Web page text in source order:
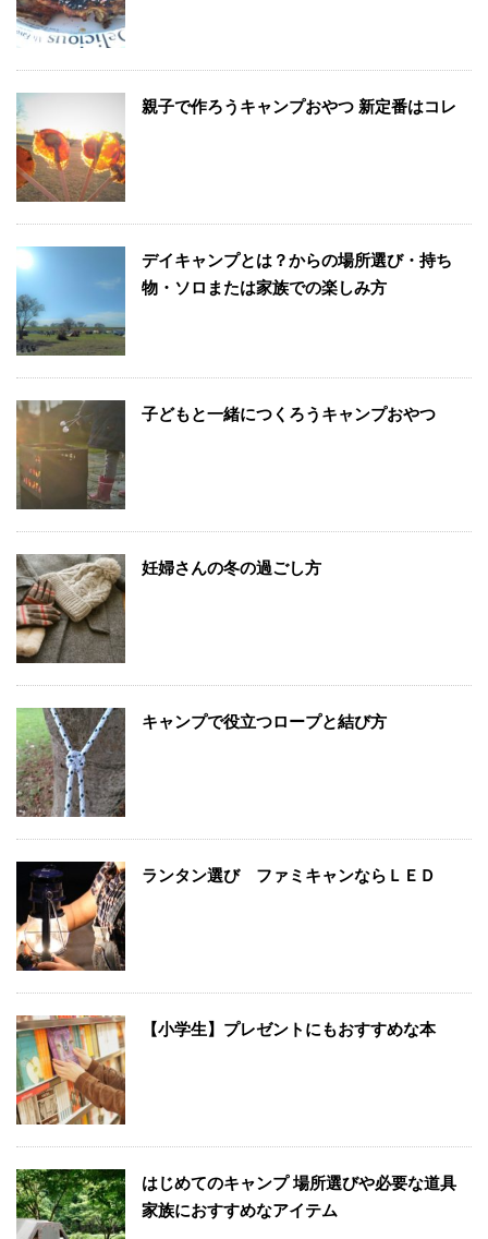
親子で作ろうキャンプおやつ 新定番はコレ
デイキャンプとは？からの場所選び・持ち
物・ソロまたは家族での楽しみ方
子どもと一緒につくろうキャンプおやつ
妊婦さんの冬の過ごし方
キャンプで役立つロープと結び方
ランタン選び ファミキャンならＬＥＤ
【小学生】プレゼントにもおすすめな本
はじめてのキャンプ 場所選びや必要な道具
家族におすすめなアイテム